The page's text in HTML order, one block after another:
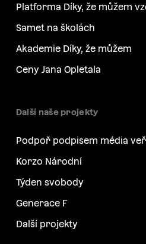
Platforma Díky, že můžem
Samet na školách
Akademie Díky, že můžem
Ceny Jana Opletala
Další naše projekty
Podpoř podpisem média
Korzo Národní
Týden svobody
Generace F
Další projekty